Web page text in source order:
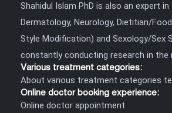
Shahidul Islam PhD is also an expert
Dermatology, Neurology, Dietitian/
Style Modification) and Sexology/Sex
constantly conducting research in the
Various treatment categories:
About various treatment categories
Online doctor booking experience:
Online doctor appointment